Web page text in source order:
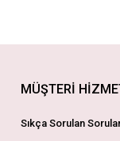
MÜŞTERİ
Sıkça Sorulan